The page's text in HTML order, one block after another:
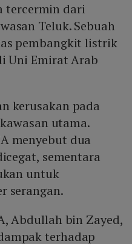
tercermin dari
Teluk. Sebuah
pembangkit listrik
Uni Emirat Arab
kerusakan pada
utama.
menyebut dua
sementara
untuk
serangan.
Abdullah bin Zayed,
terhadap